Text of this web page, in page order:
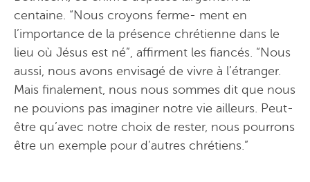
centaine. “Nous croyons ferme- ment en
l’importance de la présence chrétienne dans le
lieu où Jésus est né”, affirment les fiancés. “Nous
aussi, nous avons envisagé de vivre à l’étranger.
Mais finalement, nous nous sommes dit que nous
ne pouvions pas imaginer notre vie ailleurs. Peut-
être qu’avec notre choix de rester, nous pourrons
être un exemple pour d’autres chrétiens.”